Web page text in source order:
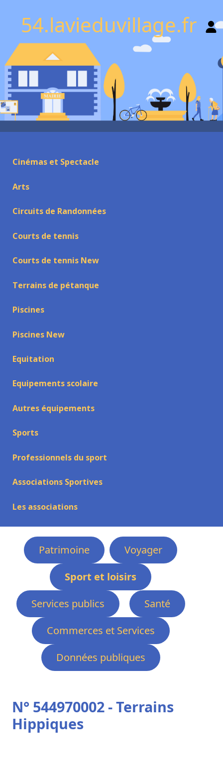
54.lavieduvillage.fr
Cinémas et Spectacle
Arts
Circuits de Randonnées
Courts de tennis
Courts de tennis New
Terrains de pétanque
Piscines
Piscines New
Equitation
Equipements scolaire
Autres équipements
Sports
Professionnels du sport
Associations Sportives
Les associations
Patrimoine
Voyager
Sport et loisirs
Services publics
Santé
Commerces et Services
Données publiques
N° 544970002 - Terrains
Hippiques